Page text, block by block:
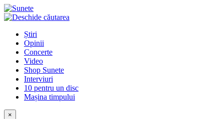
Skip
to
Știri
Opinii
Concerte
Video
Shop Sunete
Interviuri
10 pentru un disc
Mașina timpului
×